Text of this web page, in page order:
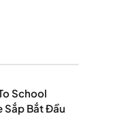
School
Sắp Bắt Đầu